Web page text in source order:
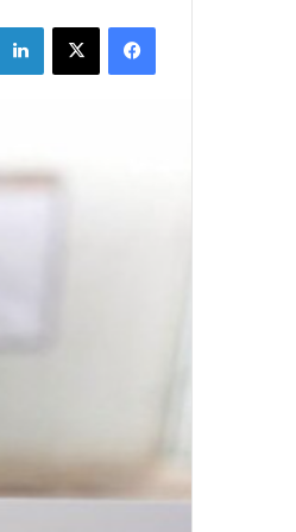
فيسبوك
‫X